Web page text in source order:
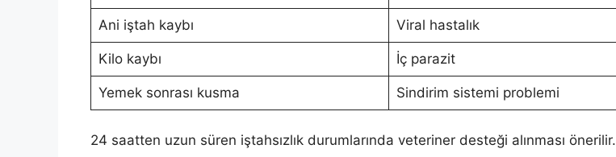
Ani iştah kaybı Viral hastalık
Kilo kaybı İç parazit
Yemek sonrası kusma Sindirim sistemi problemi
24 saatten uzun süren iştahsızlık durumlarında veteriner desteği alınması önerilir.